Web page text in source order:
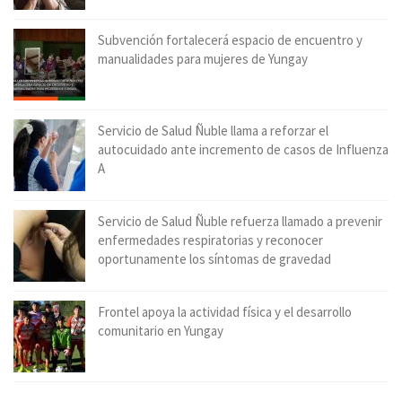
Subvención fortalecerá espacio de encuentro y
manualidades para mujeres de Yungay
Servicio de Salud Ñuble llama a reforzar el
autocuidado ante incremento de casos de Influenza
A
Servicio de Salud Ñuble refuerza llamado a prevenir
enfermedades respiratorias y reconocer
oportunamente los síntomas de gravedad
Frontel apoya la actividad física y el desarrollo
comunitario en Yungay